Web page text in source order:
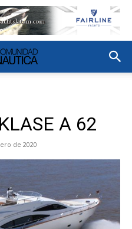
A 62
de 2020